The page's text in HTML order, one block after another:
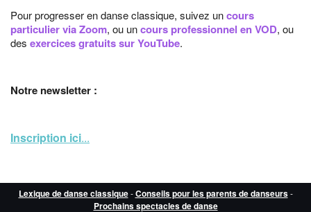
Pour progresser en danse classique, suivez uncours
particulier via Zoom, ou uncours professionnel en VOD, ou
des exercices gratuits sur YouTube.
Notre newsletter :
Inscription ici...
Lexique de danse classique-Conseils pour les parents de danseurs-
Prochains spectacles de danse